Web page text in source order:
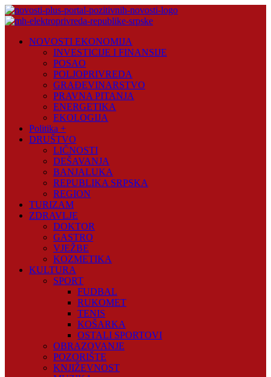
Skip
to
Plus
NOVOSTI EKONOMIJA
INVESTICIJE I FINANSIJE
POSAO
POLJOPRIVREDA
GRAĐEVINARSTVO
PRAVNA PITANJA
ENERGETIKA
EKOLOGIJA
Politika +
DRUŠTVO
LIČNOSTI
DEŠAVANJA
BANJALUKA
REPUBLIKA SRPSKA
REGION
TURIZAM
ZDRAVLJE
DOKTOR
GASTRO
VJEŽBE
KOZMETIKA
KULTURA
SPORT
FUDBAL
RUKOMET
TENIS
KOŠARKA
OSTALI SPORTOVI
OBRAZOVANJE
POZORIŠTE
KNJIŽEVNOST